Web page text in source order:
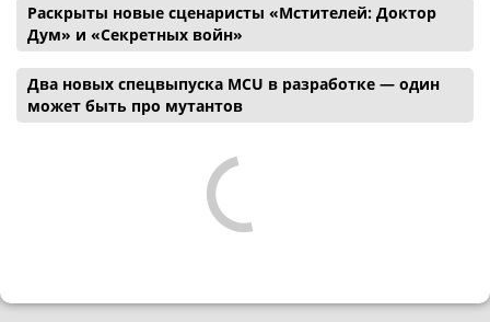
Раскрыты новые сценаристы «Мстителей: Доктор
Дум» и «Секретных войн»
Два новых спецвыпуска MCU в разработке — один
может быть про мутантов